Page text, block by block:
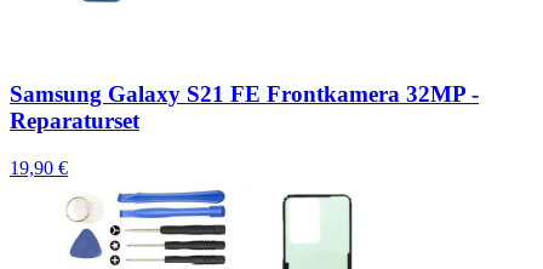
Samsung Galaxy S21 FE Frontkamera 32MP -
Reparaturset
19,90 €